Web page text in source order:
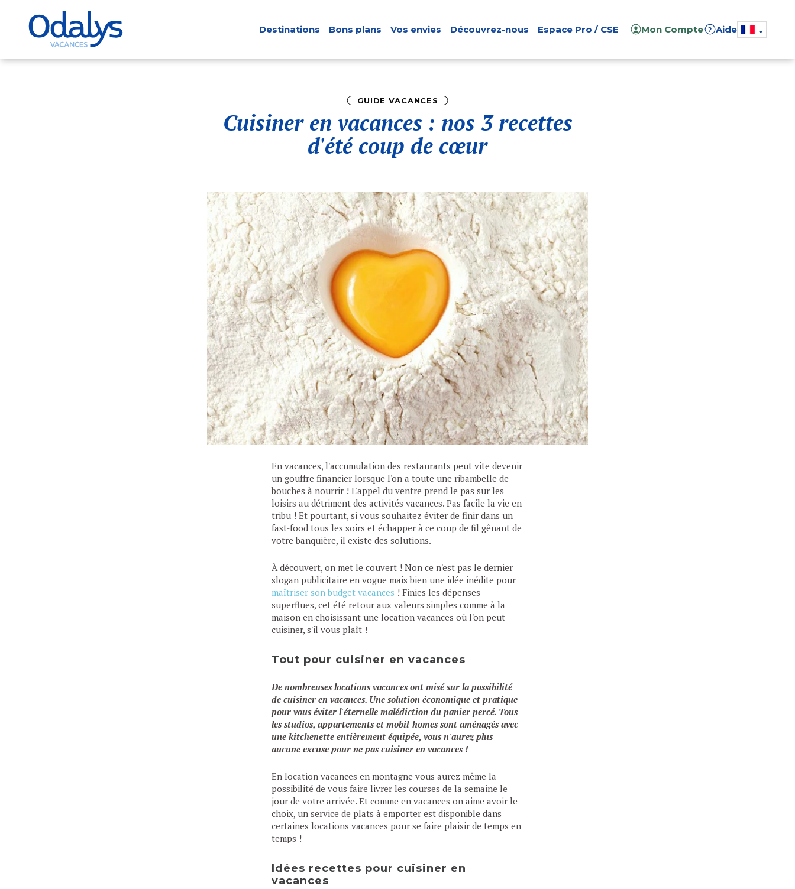
Destinations Bons plans Vos envies Découvrez-nous Espace Pro / CSE Mon Compte ? Aide
GUIDE VACANCES
Cuisiner en vacances : nos 3 recettes
d'été coup de cœur
En vacances, l'accumulation des restaurants peut vite devenir
un gouffre financier lorsque l'on a toute une ribambelle de
bouches à nourrir ! L'appel du ventre prend le pas sur les
loisirs au détriment des activités vacances. Pas facile la vie en
tribu ! Et pourtant, si vous souhaitez éviter de finir dans un
fast-food tous les soirs et échapper à ce coup de fil gênant de
votre banquière, il existe des solutions.
À découvert, on met le couvert ! Non ce n'est pas le dernier
slogan publicitaire en vogue mais bien une idée inédite pour
maîtriser son budget vacances ! Finies les dépenses
superflues, cet été retour aux valeurs simples comme à la
maison en choisissant une location vacances où l'on peut
cuisiner, s'il vous plaît !
Tout pour cuisiner en vacances
De nombreuses locations vacances ont misé sur la possibilité
de cuisiner en vacances. Une solution économique et pratique
pour vous éviter l'éternelle malédiction du panier percé. Tous
les studios, appartements et mobil-homes sont aménagés avec
une kitchenette entièrement équipée, vous n'aurez plus
aucune excuse pour ne pas cuisiner en vacances !
En location vacances en montagne vous aurez même la
possibilité de vous faire livrer les courses de la semaine le
jour de votre arrivée. Et comme en vacances on aime avoir le
choix, un service de plats à emporter est disponible dans
certaines locations vacances pour se faire plaisir de temps en
temps !
Idées recettes pour cuisiner en
vacances